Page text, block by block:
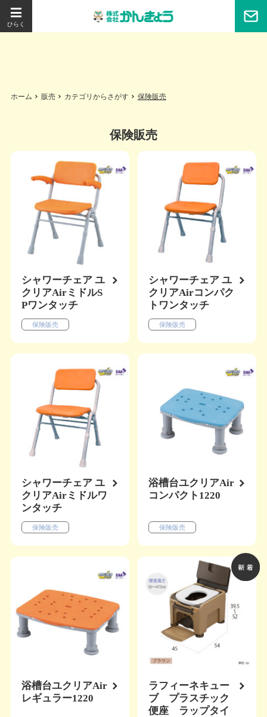
ホーム 販売 カテゴリからさがす 保険販売
保険販売
シャワーチェア ユ
クリアAirミドルS
Pワンタッチ
保険販売
シャワーチェア ユ
クリアAirコンパク
トワンタッチ
保険販売
シャワーチェア ユ
クリアAirミドルワ
ンタッチ
保険販売
浴槽台ユクリアAir
コンパクト1220
保険販売
浴槽台ユクリアAir
レギュラー1220
ラフィーネキュー
ブ プラスチック
便座 ラップタイ